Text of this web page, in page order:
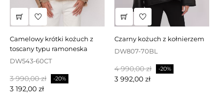
camelowy krótki kożuch z
toscany typu ramoneska
DW543-60CT
Cena
podstawowa
3 990,00 zł -20%
3 192,00 zł
czarny kożuch z kołnierzem
DW807-70BL
Cena
podstawowa
4 990,00 zł -20%
3 992,00 zł